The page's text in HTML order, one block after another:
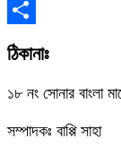
Copy
Link
Share
ঠিকানাঃ
১৮ নং সোনার বাংলা
সম্পাদকঃ বাপ্পি সাহা